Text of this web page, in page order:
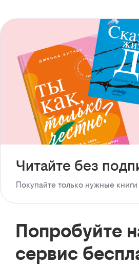
Читайте без
Покупайте только нужные книги
Попробуйте
сервис